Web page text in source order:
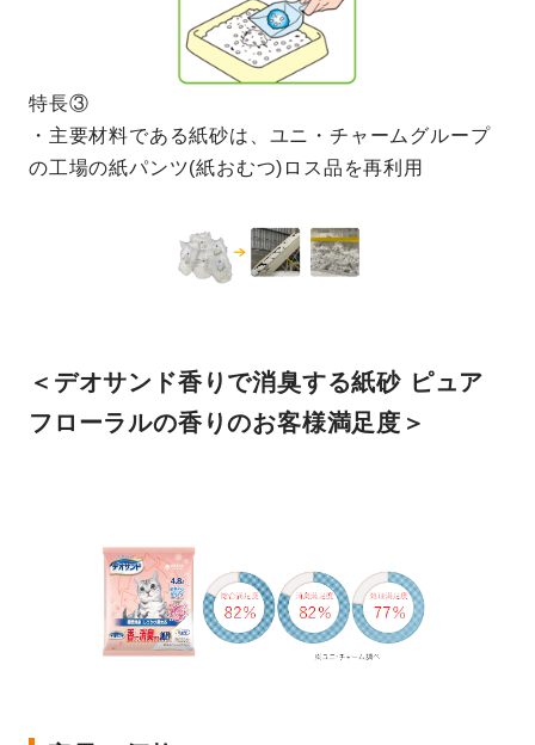
特長③
・主要材料である紙砂は、ユニ・チャームグループ
の工場の紙パンツ(紙おむつ)ロス品を再利用
＜デオサンド香りで消臭する紙砂 ピュア
フローラルの香りのお客様満足度＞